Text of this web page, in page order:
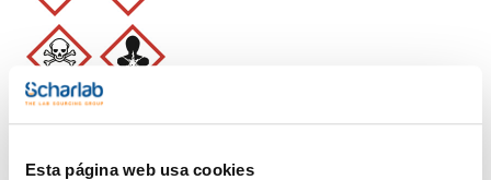
Esta página web usa cookies
Imprimir ficha de